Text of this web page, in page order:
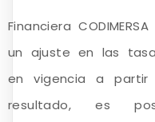
Financiera
un ajuste en las
en vigencia a
resultado, es